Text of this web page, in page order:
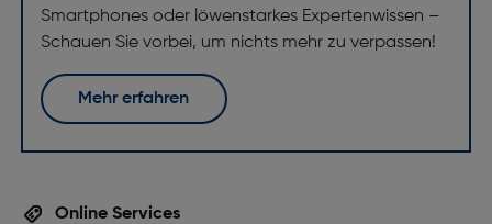
Smartphones oder löwenstarkes Expertenwissen –
Schauen Sie vorbei, um nichts mehr zu verpassen!
Mehr erfahren
Online Services